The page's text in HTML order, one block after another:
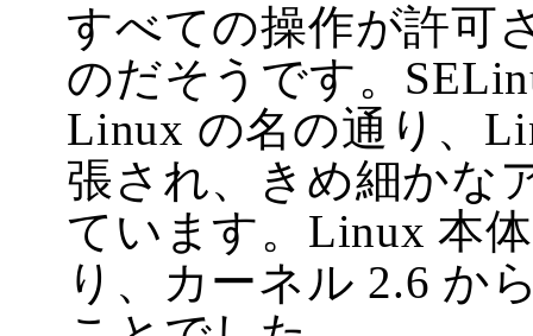
すべての操作が許可
のだそうです。
Linux の名の通り、
張され、きめ細かな
ています。Linux 本
り、カーネル 2.6 か